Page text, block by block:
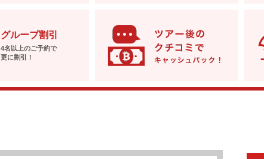
グループ割引
4名以上のご予約で
更に割引！